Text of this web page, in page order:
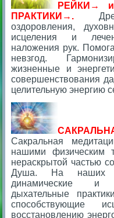
РЕЙКИ→
ПРАКТИКИ→ .
оздоровления,
исцеления и
наложения рук.
невзгод.
жизненные и
совершенствования
целительную энергию
Сакральная
нашими физическим
нераскрытой частью
Душа. На наших
динамические и
дыхательные
способствующие
восстановлению